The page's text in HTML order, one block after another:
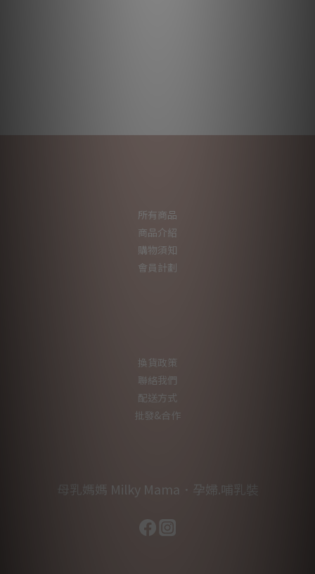
所有商品
商品介紹
購物須知
會員計劃
換貨政策
聯絡我們
配送方式
批發&合作
母乳媽媽 Milky Mama．孕婦.哺乳裝